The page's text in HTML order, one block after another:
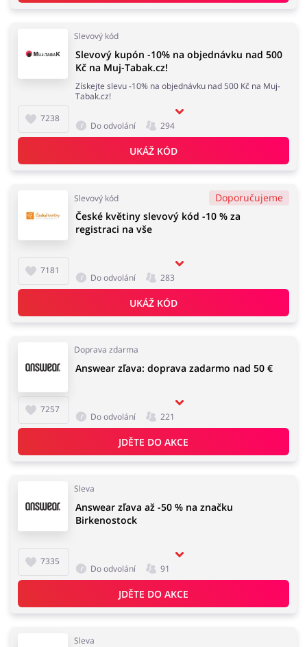
Slevový kód
7238
Slevový kupón -10% na objednávku nad 500
Kč na Muj-Tabak.cz!
Získejte slevu -10% na objednávku nad 500 Kč na Muj-
Tabak.cz!
Do odvolání 294
UKÁŽ KÓD
Slevový kód Doporučujeme
7181
České květiny slevový kód -10 % za
registraci na vše
Do odvolání 283
UKÁŽ KÓD
Doprava zdarma
7257
Answear zľava: doprava zadarmo nad 50 €
Do odvolání 221
JDĚTE DO AKCE
Sleva
7335
Answear zľava až -50 % na značku
Birkenostock
Do odvolání 91
JDĚTE DO AKCE
Sleva